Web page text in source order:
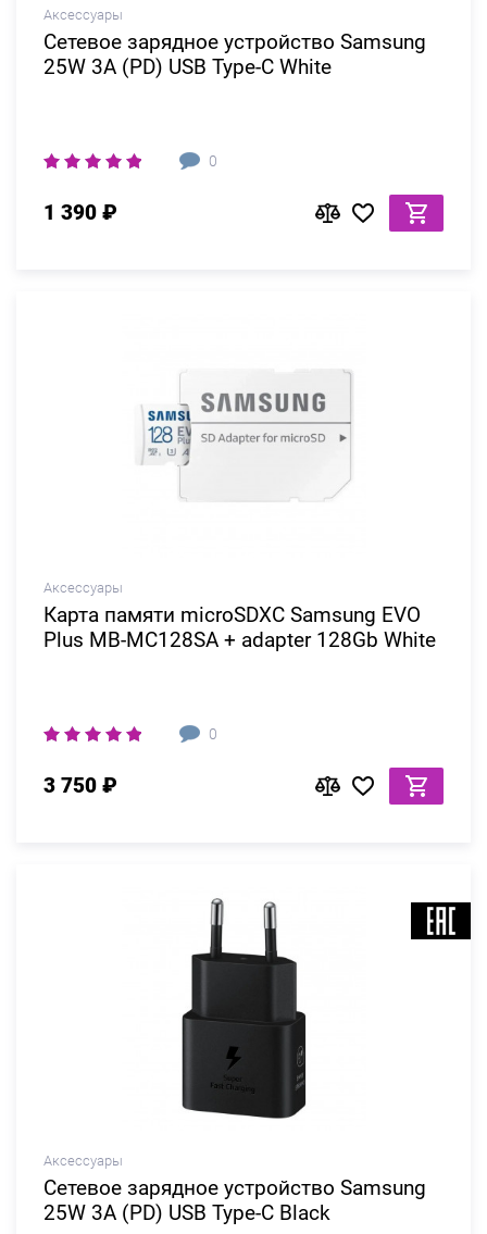
Аксессуары
Сетевое зарядное устройство Samsung
25W 3A (PD) USB Type-C White
0
1 390 ₽
Аксессуары
Карта памяти microSDXC Samsung EVO
Plus MB-MC128SA + adapter 128Gb White
0
3 750 ₽
Аксессуары
Сетевое зарядное устройство Samsung
25W 3A (PD) USB Type-C Black